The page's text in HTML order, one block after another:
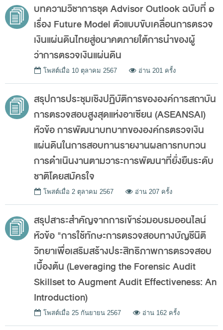
ส่วนภูมิภาค
คณะกรรมการตรวจสอบ
โครงสร้างคณะกรรมการตรวจสอบ
เอกสารที่เกี่ยวข้อง
คณะกรรมการมาตรฐานจริยธรรมของเจ้าหน้าที่และ
บุคลากรอื่น
โครงสร้างคณะกรรมการ
เอกสารที่เกี่ยวข้อง
ตราสัญลักษณ์ สตง.
ผลการตรวจสอบ
ผลการตรวจสอบที่สำคัญ
สถิติการตรวจสอบรายงานการเงิน
ข้อมูลสาธารณะ
ศูนย์ข้อมูลข่าวสารของราชการ
การป้องกันการทุจริต
การส่งเสริมความโปร่งใส
การเปิดโอกาสให้เกิดการมีส่วนร่วม
การขับเคลื่อนจริยธรรม
บทความวิชาการชุด Advisor Outlook ฉบับที่ ๑
เรื่อง Future Model ตัวแบบขับเคลื่อนการตรวจ
เงินแผ่นดินไทยสู่อนาคตภายใต้การนำของผู้
ว่าการตรวจเงินแผ่นดิน
โพสต์เมื่อ 10 ตุลาคม 2567 อ่าน 201 ครั้ง
สรุปการประชุมเชิงปฏิบัติการขององค์การสถาบัน
การตรวจสอบสูงสุดแห่งอาเซียน (ASEANSAI)
หัวข้อ การพัฒนาบทบาทขององค์กรตรวจเงิน
แผ่นดินในการสอบทานรายงานผลการทบทวน
การดำเนินงานตามวาระการพัฒนาที่ยั่งยืนระดับ
ชาติโดยสมัครใจ
โพสต์เมื่อ 2 ตุลาคม 2567 อ่าน 207 ครั้ง
สรุปสาระสำคัญจากการเข้าร่วมอบรมออนไลน์
หัวข้อ "การใช้ทักษะการตรวจสอบทางบัญชีนิติ
วิทยาเพื่อเสริมสร้างประสิทธิภาพการตรวจสอบ
เบื้องต้น (Leveraging the Forensic Audit
Skillset to Augment Audit Effectiveness: An
Introduction)
โพสต์เมื่อ 25 กันยายน 2567 อ่าน 162 ครั้ง